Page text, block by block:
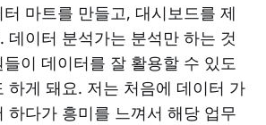
마트를 만들고, 대시보드를 제
데이터 분석가는 분석만 하는 것
이 데이터를 잘 활용할 수 있도
하게 돼요. 저는 처음에 데이터 가
하다가 흥미를 느껴서 해당 업무